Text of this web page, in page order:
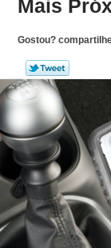
Mais
Gostou?